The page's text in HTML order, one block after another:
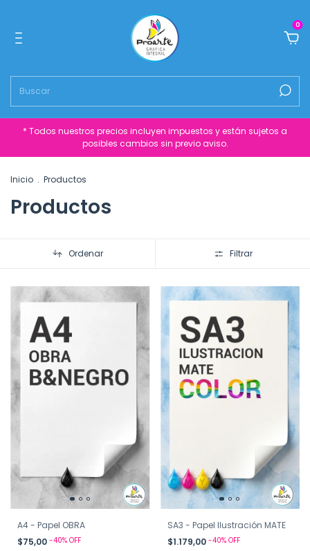
0
* Todos nuestros precios incluyen impuestos y están sujetos a
posibles cambios sin previo aviso.
Inicio . Productos
Productos
Ordenar Filtrar
A4 - Papel OBRA
$75,00 -40% OFF
SA3 - Papel Ilustración MATE
$1.179,00 -40% OFF